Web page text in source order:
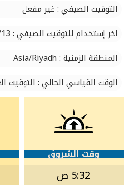
التوقيت الصيفي : غير مفعل
اخر إستخدام للتوقيت الصيفي : 1947/03/13
المنطقة الزمنية : Asia/Riyadh
الوقت القياسي الحالي : التوقيت
وقت الشروق
5:32 ص